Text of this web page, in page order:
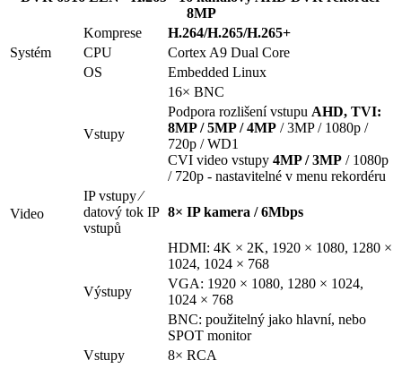
8MP
Systém
Komprese
H.264/H.265/H.265+
CPU
Cortex A9 Dual Core
OS
Embedded Linux
Video
Vstupy
16× BNC
Podpora rozlišení vstupu AHD, TVI:
8MP / 5MP / 4MP / 3MP / 1080p /
720p / WD1
CVI video vstupy 4MP / 3MP / 1080p
/ 720p - nastavitelné v menu rekordéru
IP vstupy ⁄
datový tok IP
vstupů
8× IP kamera / 6Mbps
Výstupy
HDMI: 4K × 2K, 1920 × 1080, 1280 ×
1024, 1024 × 768
VGA: 1920 × 1080, 1280 × 1024,
1024 × 768
BNC: použitelný jako hlavní, nebo
SPOT monitor
Vstupy
8× RCA